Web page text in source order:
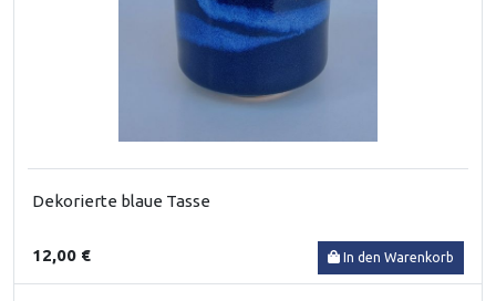
Dekorierte blaue Tasse
12,00 € In den Warenkorb